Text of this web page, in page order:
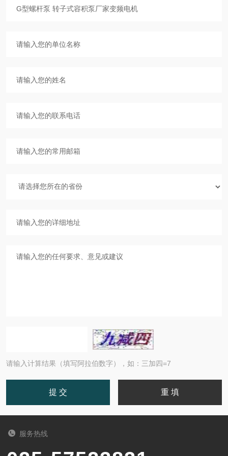
请输入计算结果（填写阿拉伯数字），如：三加四=7
服务热线